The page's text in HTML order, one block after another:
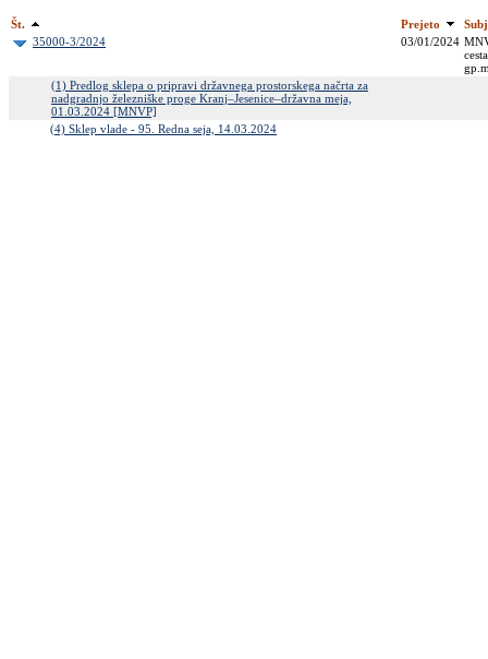
Št. Prejeto
35000-3/2024
03/01/2024
(1) Predlog sklepa o pripravi državnega prostorskega načrta za
nadgradnjo železniške proge Kranj–Jesenice–državna meja,
01.03.2024 [MNVP]
(4) Sklep vlade - 95. Redna seja, 14.03.2024